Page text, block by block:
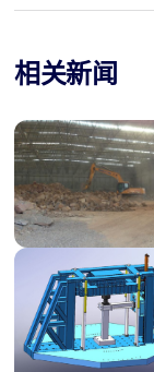
相关新闻